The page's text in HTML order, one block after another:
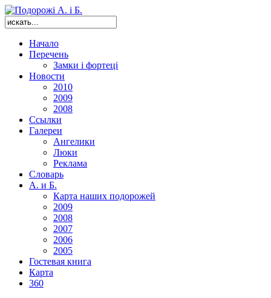
Начало
Перечень
Замки і фортеці
Новости
2010
2009
2008
Ссылки
Галереи
Ангелики
Люки
Реклама
Словарь
А. и Б.
Карта наших подорожей
2009
2008
2007
2006
2005
Гостевая книга
Карта
360